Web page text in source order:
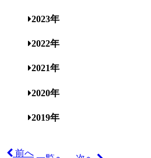
2023年
2022年
2021年
2020年
2019年
前へ